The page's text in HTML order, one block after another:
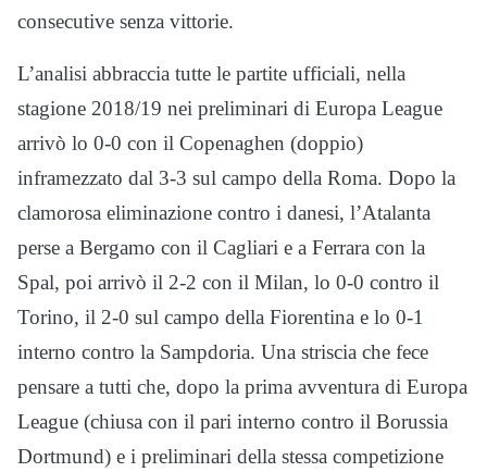
consecutive senza vittorie.
L’analisi abbraccia tutte le partite ufficiali, nella
stagione 2018/19 nei preliminari di Europa League
arrivò lo 0-0 con il Copenaghen (doppio)
inframezzato dal 3-3 sul campo della Roma. Dopo la
clamorosa eliminazione contro i danesi, l’Atalanta
perse a Bergamo con il Cagliari e a Ferrara con la
Spal, poi arrivò il 2-2 con il Milan, lo 0-0 contro il
Torino, il 2-0 sul campo della Fiorentina e lo 0-1
interno contro la Sampdoria. Una striscia che fece
pensare a tutti che, dopo la prima avventura di Europa
League (chiusa con il pari interno contro il Borussia
Dortmund) e i preliminari della stessa competizione